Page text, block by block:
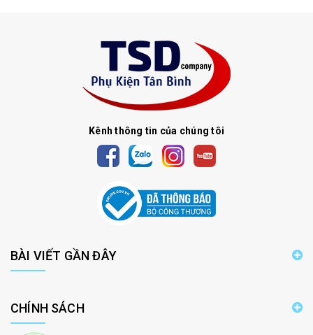
Kênh thông tin của chúng tôi
BÀI VIẾT GẦN ĐÂY
CHÍNH SÁCH